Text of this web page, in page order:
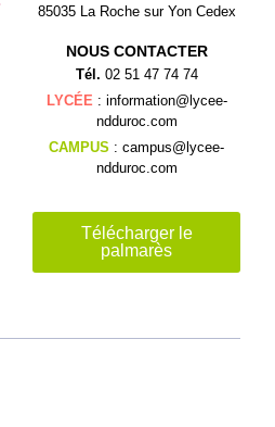
85035 La Roche sur Yon Cedex
NOUS CONTACTER
Tél. 02 51 47 74 74
LYCÉE: information@lycee-
ndduroc.com
CAMPUS : campus@lycee-
ndduroc.com
Télécharger le
palmarès